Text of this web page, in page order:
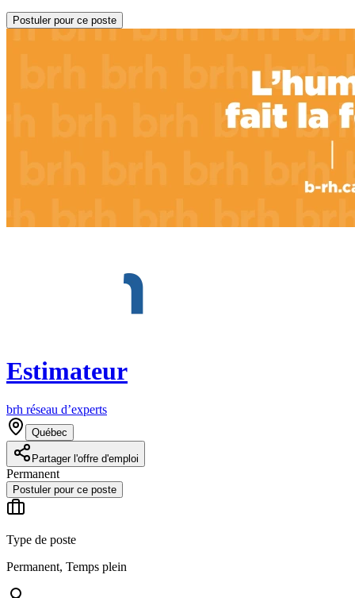
Postuler pour ce poste
Estimateur
brh réseau d’experts
Québec
Partager l'offre d'emploi
Permanent
Postuler pour ce poste
Type de poste
Permanent, Temps plein